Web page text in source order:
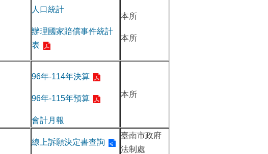
人口統計
辦理國家賠償事件統計
表
本所
本所
96年-114年決算
96年-115年預算
會計月報
本所
線上訴願決定書查詢
臺南市政府
法制處